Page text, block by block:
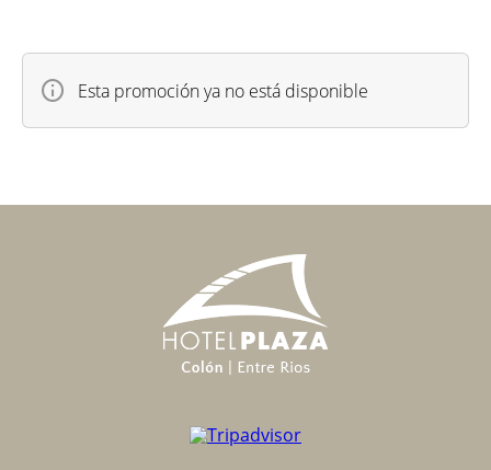
Esta promoción ya no está disponible